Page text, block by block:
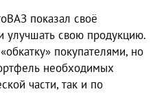
показал своё
улучшать свою продукцию.
покупателями, но
необходимых
части, так и по